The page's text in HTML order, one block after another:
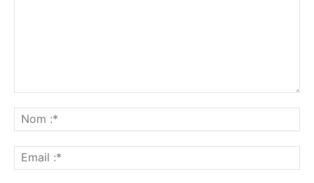
:*
:*